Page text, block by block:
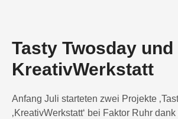
Tasty Twosday und
KreativWerkstatt
Anfang Juli starteten zwei Projekte
‚KreativWerkstatt‘ bei Faktor Ruhr